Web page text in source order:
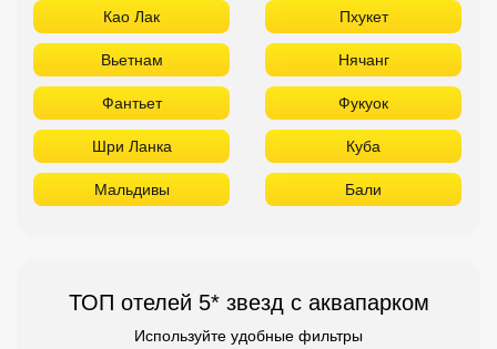
Као Лак Пхукет
Вьетнам Нячанг
Фантьет Фукуок
Шри Ланка Куба
Мальдивы Бали
ТОП отелей 5* звезд с аквапарком
Используйте удобные фильтры